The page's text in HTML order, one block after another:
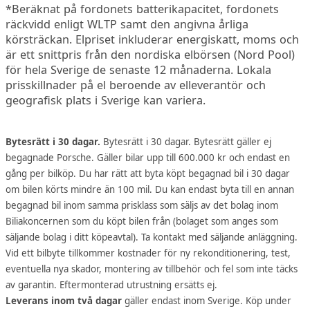
*Beräknat på fordonets batterikapacitet, fordonets
räckvidd enligt WLTP samt den angivna årliga
körsträckan. Elpriset inkluderar energiskatt, moms och
är ett snittpris från den nordiska elbörsen (Nord Pool)
för hela Sverige de senaste 12 månaderna. Lokala
prisskillnader på el beroende av elleverantör och
geografisk plats i Sverige kan variera.
Bytesrätt i 30 dagar. Bytesrätt i 30 dagar. Bytesrätt gäller ej
begagnade Porsche. Gäller bilar upp till 600.000 kr och endast en
gång per bilköp. Du har rätt att byta köpt begagnad bil i 30 dagar
om bilen körts mindre än 100 mil. Du kan endast byta till en annan
begagnad bil inom samma prisklass som säljs av det bolag inom
Biliakoncernen som du köpt bilen från (bolaget som anges som
säljande bolag i ditt köpeavtal). Ta kontakt med säljande anläggning.
Vid ett bilbyte tillkommer kostnader för ny rekonditionering, test,
eventuella nya skador, montering av tillbehör och fel som inte täcks
av garantin. Eftermonterad utrustning ersätts ej.
Leverans inom två dagar gäller endast inom Sverige. Köp under